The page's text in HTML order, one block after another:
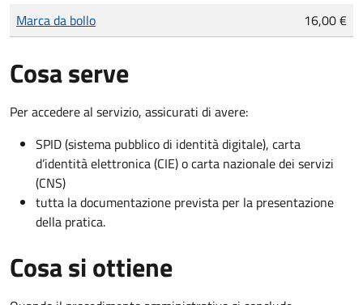
Tipo di pagamento
Importo
Marca da bollo 16,00 €
Cosa serve
Per accedere al servizio, assicurati di avere:
SPID (sistema pubblico di identità digitale), carta
d’identità elettronica (CIE) o carta nazionale dei servizi
(CNS)
tutta la documentazione prevista per la presentazione
della pratica.
Cosa si ottiene